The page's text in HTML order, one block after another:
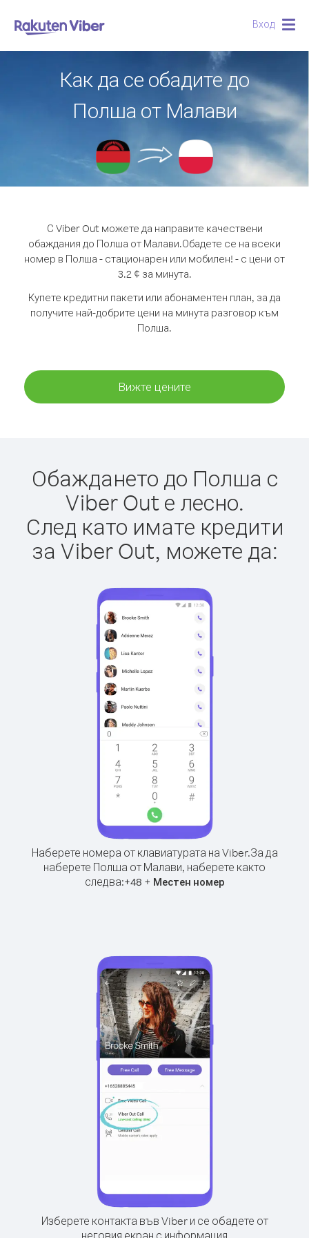
Вход
Как да се обадите до
Полша от Малави
С Viber Out можете да направите качествени
обаждания до Полша от Малави.Обадете се на всеки
номер в Полша - стационарен или мобилен! - с цени от
3.2 ¢ за минута.
Купете кредитни пакети или абонаментен план, за да
получите най-добрите цени на минута разговор към
Полша.
Вижте цените
Обаждането до Полша с
Viber Out е лесно.
След като имате кредити
за Viber Out, можете да:
Наберете номера от клавиатурата на Viber.За да
наберете Полша от Малави, наберете както
следва:+48 + Местен номер
Изберете контакта във Viber и се обадете от
неговия екран с информация